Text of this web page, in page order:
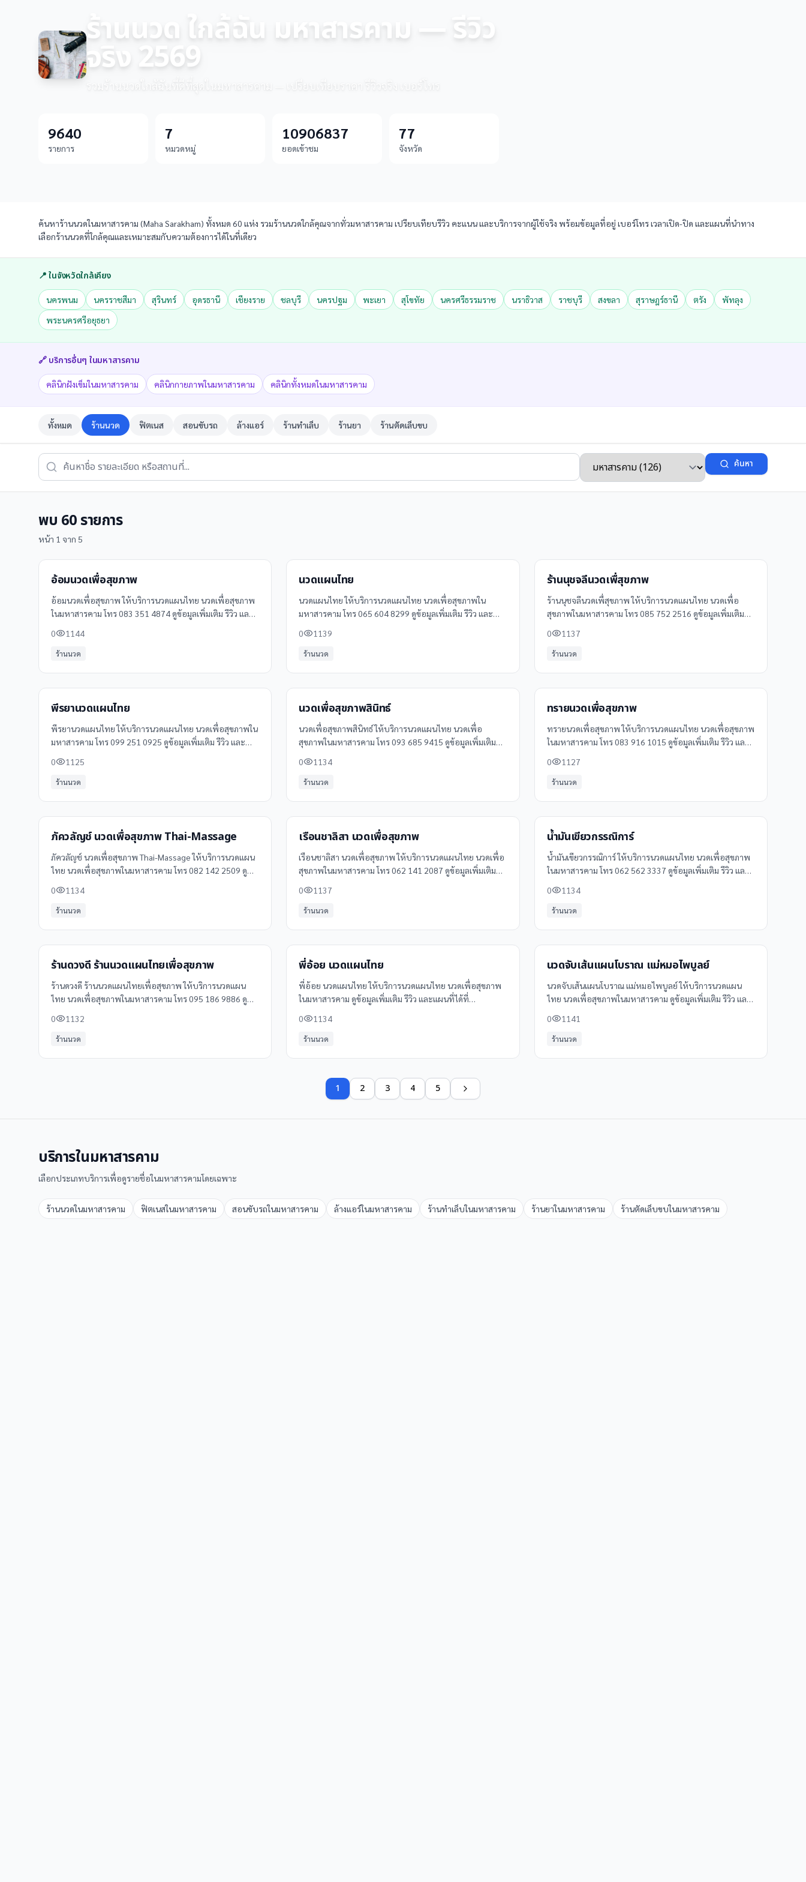
ร้านนวด ใกล้ฉัน มหาสารคาม — รีวิว
จริง 2569
รวมร้านนวดใกล้ฉันที่ดีที่สุดในมหาสารคาม — เปรียบเทียบราคา รีวิวจริง เบอร์โทร
9640
รายการ
7
หมวดหมู่
10906837
ยอดเข้าชม
77
จังหวัด
ค้นหาร้านนวดในมหาสารคาม (Maha Sarakham) ทั้งหมด 60 แห่ง รวมร้านนวดใกล้คุณจากทั่วมหาสารคาม เปรียบเทียบรีวิว คะแนน และบริการจากผู้ใช้จริง พร้อมข้อมูลที่อยู่ เบอร์โทร เวลาเปิด-ปิด และแผนที่นำทาง
เลือกร้านนวดที่ใกล้คุณและเหมาะสมกับความต้องการได้ในที่เดียว
📍 ในจังหวัดใกล้เคียง
นครพนม นครราชสีมา สุรินทร์ อุดรธานี เชียงราย ชลบุรี นครปฐม พะเยา สุโขทัย นครศรีธรรมราช นราธิวาส ราชบุรี สงขลา สุราษฎร์ธานี ตรัง
พัทลุง
พระนครศรีอยุธยา
🔗 บริการอื่นๆ ในมหาสารคาม
คลินิกฝังเข็มในมหาสารคาม คลินิกกายภาพในมหาสารคาม คลินิกทั้งหมดในมหาสารคาม
ทั้งหมด ร้านนวด ฟิตเนส สอนขับรถ ล้างแอร์ ร้านทำเล็บ ร้านยา ร้านตัดเล็บขบ
ค้นหา
พบ 60รายการ
หน้า 1 จาก 5
อ้อมนวดเพื่อสุขภาพ
อ้อมนวดเพื่อสุขภาพ ให้บริการนวดแผนไทย นวดเพื่อสุขภาพ
ในมหาสารคาม โทร 083 351 4874 ดูข้อมูลเพิ่มเติม รีวิว และ
0 1144
ร้านนวด
นวดแผนไทย
นวดแผนไทย ให้บริการนวดแผนไทย นวดเพื่อสุขภาพใน
มหาสารคาม โทร 065 604 8299 ดูข้อมูลเพิ่มเติม รีวิว และ
0 1139
ร้านนวด
ร้านนุชจลีนวดเพื่สุขภาพ
ร้านนุชจลีนวดเพื่สุขภาพ ให้บริการนวดแผนไทย นวดเพื่อ
สุขภาพในมหาสารคาม โทร 085 752 2516 ดูข้อมูลเพิ่มเติม
0 1137
ร้านนวด
พีรยานวดแผนไทย
พีรยานวดแผนไทย ให้บริการนวดแผนไทย นวดเพื่อสุขภาพใน
มหาสารคาม โทร 099 251 0925 ดูข้อมูลเพิ่มเติม รีวิว และ
0 1125
ร้านนวด
นวดเพื่อสุขภาพสินิทธ์
นวดเพื่อสุขภาพสินิทธ์ ให้บริการนวดแผนไทย นวดเพื่อ
สุขภาพในมหาสารคาม โทร 093 685 9415 ดูข้อมูลเพิ่มเติม
0 1134
ร้านนวด
ทรายนวดเพื่อสุขภาพ
ทรายนวดเพื่อสุขภาพ ให้บริการนวดแผนไทย นวดเพื่อสุขภาพ
ในมหาสารคาม โทร 083 916 1015 ดูข้อมูลเพิ่มเติม รีวิว และ
0 1127
ร้านนวด
ภัควลัญช์ นวดเพื่อสุขภาพ Thai-Massage
ภัควลัญช์ นวดเพื่อสุขภาพ Thai-Massage ให้บริการนวดแผน
ไทย นวดเพื่อสุขภาพในมหาสารคาม โทร 082 142 2509 ดู
0 1134
ร้านนวด
เรือนชาลิสา นวดเพื่อสุขภาพ
เรือนชาลิสา นวดเพื่อสุขภาพ ให้บริการนวดแผนไทย นวดเพื่อ
สุขภาพในมหาสารคาม โทร 062 141 2087 ดูข้อมูลเพิ่มเติม
0 1137
ร้านนวด
น้ำมันเขียวกรรณิการ์
น้ำมันเขียวกรรณิการ์ ให้บริการนวดแผนไทย นวดเพื่อสุขภาพ
ในมหาสารคาม โทร 062 562 3337 ดูข้อมูลเพิ่มเติม รีวิว และ
0 1134
ร้านนวด
ร้านดวงดี ร้านนวดแผนไทยเพื่อสุขภาพ
ร้านดวงดี ร้านนวดแผนไทยเพื่อสุขภาพ ให้บริการนวดแผน
ไทย นวดเพื่อสุขภาพในมหาสารคาม โทร 095 186 9886 ดู
0 1132
ร้านนวด
พี่อ้อย นวดแผนไทย
พี่อ้อย นวดแผนไทย ให้บริการนวดแผนไทย นวดเพื่อสุขภาพ
ในมหาสารคาม ดูข้อมูลเพิ่มเติม รีวิว และแผนที่ได้ที่
0 1134
ร้านนวด
นวดจับเส้นแผนโบราณ แม่หมอไพบูลย์
นวดจับเส้นแผนโบราณ แม่หมอไพบูลย์ ให้บริการนวดแผน
ไทย นวดเพื่อสุขภาพในมหาสารคาม ดูข้อมูลเพิ่มเติม รีวิว และ
0 1141
ร้านนวด
1 2 3 4 5
บริการในมหาสารคาม
เลือกประเภทบริการเพื่อดูรายชื่อในมหาสารคามโดยเฉพาะ
ร้านนวดในมหาสารคาม ฟิตเนสในมหาสารคาม สอนขับรถในมหาสารคาม ล้างแอร์ในมหาสารคาม ร้านทำเล็บในมหาสารคาม ร้านยาในมหาสารคาม ร้านตัดเล็บขบในมหาสารคาม